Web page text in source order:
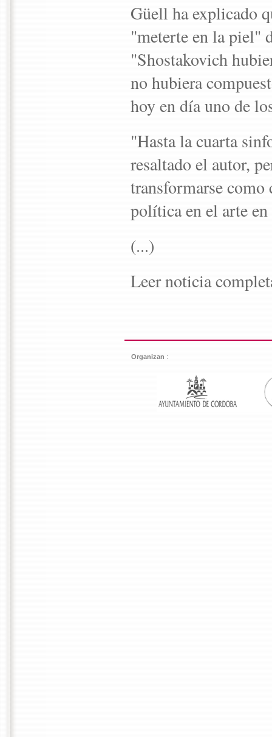
Güell ha explicado
"meterte en la piel"
"Shostakovich
no hubiera
hoy en día uno de
"Hasta la cuarta
resaltado el autor,
transformarse
política en el arte
(...)
Leer noticia
Organizan